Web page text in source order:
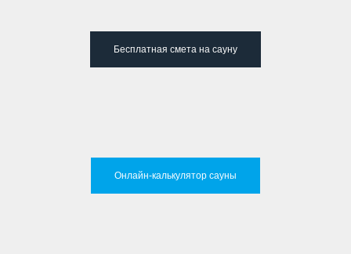
Бесплатная смета на сауну
Онлайн-калькулятор сауны